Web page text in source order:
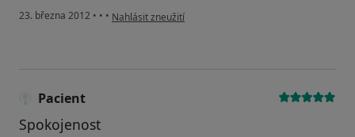
23. března 2012 • • • podle názoru uživatele jana
Nahlásit zneužití
Pacient
Spokojenost